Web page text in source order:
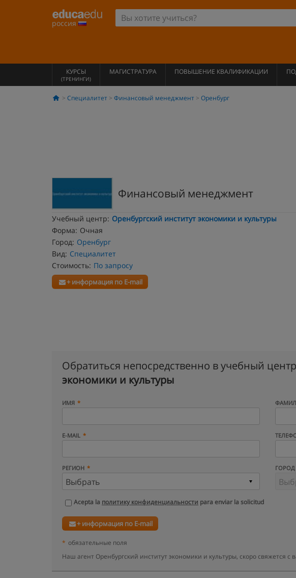
россия
КУРСЫ
(ТРЕНИНГИ)
МАГИСТРАТУРА ПОВЫШЕНИЕ КВАЛИФИКАЦИИ
Специалитет Финансовый менеджмент Оренбург
Финансовый менеджмент
Учебный центр: Оренбургский институт экономики и культуры
Форма: Очная
Город: Оренбург
Вид: Специалитет
Стоимость: По запросу
+ информация по E-mail
Обратиться непосредственно в учебный центр
экономики и культуры
ИМЯ
E-MAIL
РЕГИОН ГОРОД
Acepta la политику конфиденциальности para enviar la solicitud
+ информация по E-mail
* обязательные поля
Наш агент Оренбургский институт экономики и культуры, скоро свяжется